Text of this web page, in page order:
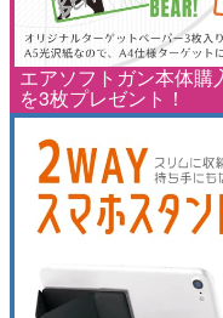
エアソフトガン本体購
を3枚プレゼント！